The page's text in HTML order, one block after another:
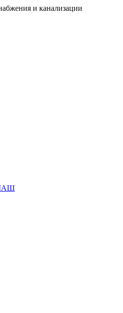
и канализации